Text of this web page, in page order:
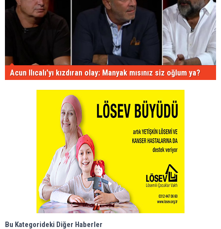
Acun Ilıcalı'yı kızdıran olay: Manyak mısınız siz oğlum ya?
Bu Kategorideki Diğer Haberler